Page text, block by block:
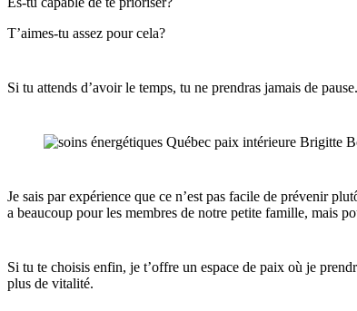
T’aimes-tu assez pour cela?
Si tu attends d’avoir le temps, tu ne prendras jamais de
Je sais par expérience que ce n’est pas facile de prévenir
a beaucoup pour les membres de notre petite famille, mais
Si tu te choisis enfin, je t’offre un espace de paix où je
plus de vitalité.